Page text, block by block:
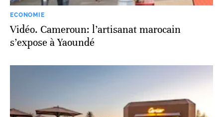
ECONOMIE
Vidéo. Cameroun: l’artisanat marocain
s’expose à Yaoundé